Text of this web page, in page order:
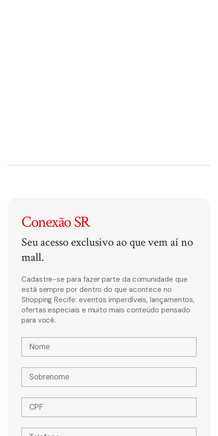
Conexão SR
Seu acesso exclusivo ao que vem aí no
mall.
Cadastre-se para fazer parte da comunidade que
está sempre por dentro do que acontece no
Shopping Recife: eventos imperdíveis, lançamentos,
ofertas especiais e muito mais conteúdo pensado
para você.
Nome
Sobrenome
CPF